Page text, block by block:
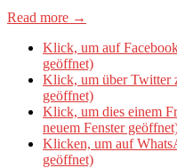
Read more →
Klick, um auf
geöffnet)
Klick, um über Twitter
geöffnet)
Klick, um dies einem
neuem Fenster
Klicken, um auf
geöffnet)